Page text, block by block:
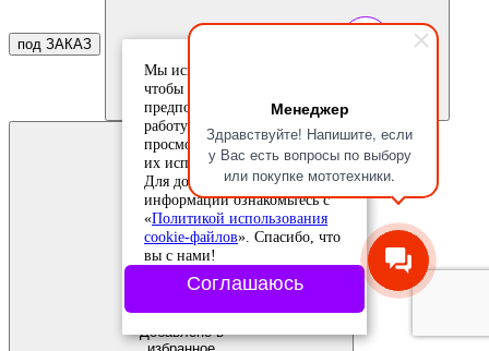
Менеджер
Здравствуйте! Напишите, если
у Вас есть вопросы по выбору
или покупке мототехники.
под ЗАКАЗ
сравнение
избранное
Добавлено в
Мы используем cookie-файлы,
чтобы учесть ваши
предпочтения и улучшить
работу сайта. Продолжая
просмотр, вы соглашаетесь с
их использованием.
Для дополнительной
информации ознакомьтесь с
«Политикой использования
cookie-файлов». Спасибо, что
вы с нами!
Соглашаюсь